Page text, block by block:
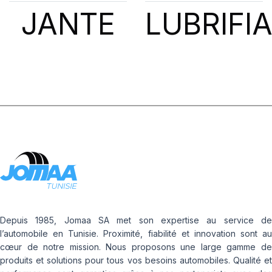
JANTE
Depuis 1985, Jomaa SA met son expertise au service de
l’automobile en Tunisie. Proximité, fiabilité et innovation sont au
cœur de notre mission. Nous proposons une large gamme de
produits et solutions pour tous vos besoins automobiles. Qualité et